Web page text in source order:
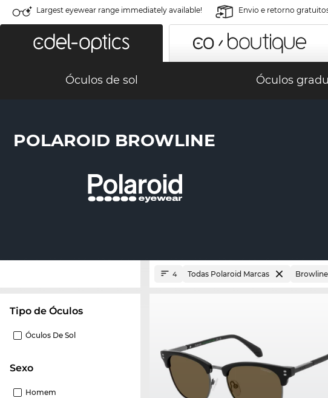
Largest eyewear range immediately available! Envio e retorno
Óculos de sol Óculos
POLAROID BROWLINE
Tipo de Óculos
Óculos De Sol
Sexo
Homem
4 Todas Polaroid Marcas Browline